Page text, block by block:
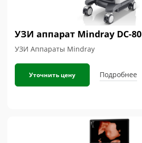
УЗИ аппарат Mindray DC-80
УЗИ Аппараты Mindray
Уточнить цену Подробнее